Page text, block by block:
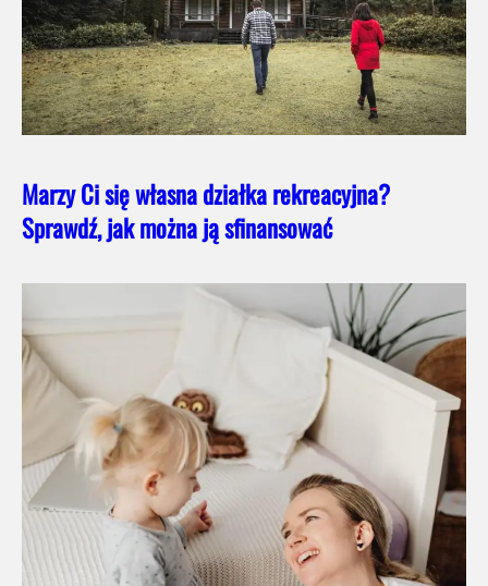
Marzy Ci się własna działka rekreacyjna?
Sprawdź, jak można ją sfinansować